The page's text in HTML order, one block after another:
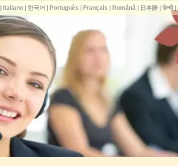
Italiano| 한국어 Português Français Română| 日本語| हिन्दी|